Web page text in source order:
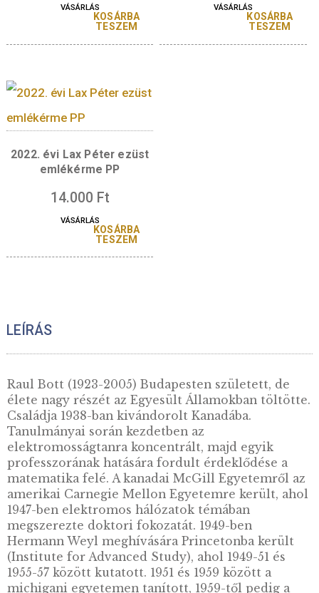
TESZEM
2023. évi Erdős Pál ezüst
emlékérme PP
14.000
VÁSÁRLÁS
KOSÁRBA
TESZEM
2022. évi Lax Péter ezüst
emlékérme PP
14.000Ft
VÁSÁRLÁS
KOSÁRBA
TESZEM